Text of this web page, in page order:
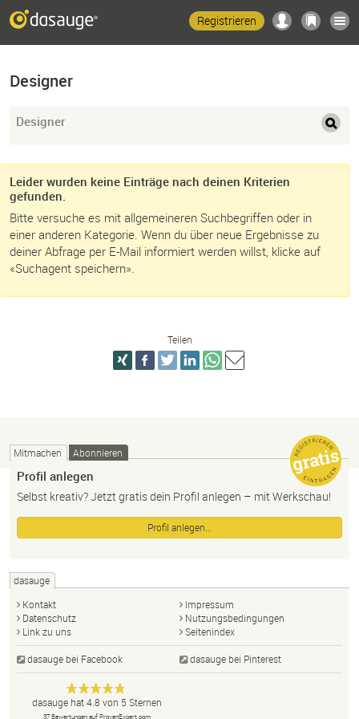
Registrieren
Designer
Designer
Leider wurden keine Einträge nach deinen Kriterien
gefunden.
Bitte versuche es mit allgemeineren Suchbegriffen oder in
einer anderen Kategorie. Wenn du über neue Ergebnisse zu
deiner Abfrage per E-Mail informiert werden willst, klicke auf
«Suchagent speichern».
Teilen
Mitmachen Abonnieren
Profil anlegen
Selbst kreativ? Jetzt gratis dein Profil anlegen – mit Werkschau!
Profil anlegen…
dasauge
Kontakt
Impressum
Datenschutz
Nutzungsbedingungen
Link zu uns
Seitenindex
dasauge bei Facebook dasauge bei Pinterest
dasauge
Designer,
Anonym
dasaugehat4.8 von 5 Sternen
37Bewertungen auf ProvenExpert.com